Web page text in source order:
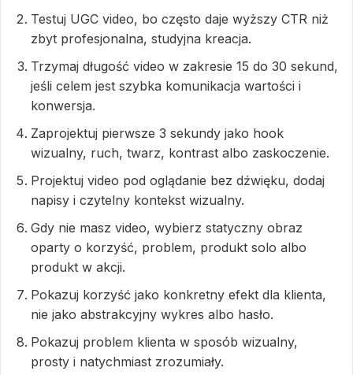
Testuj UGC video, bo często daje wyższy CTR niż
zbyt profesjonalna, studyjna kreacja.
Trzymaj długość video w zakresie 15 do 30 sekund,
jeśli celem jest szybka komunikacja wartości i
konwersja.
Zaprojektuj pierwsze 3 sekundy jako hook
wizualny, ruch, twarz, kontrast albo zaskoczenie.
Projektuj video pod oglądanie bez dźwięku, dodaj
napisy i czytelny kontekst wizualny.
Gdy nie masz video, wybierz statyczny obraz
oparty o korzyść, problem, produkt solo albo
produkt w akcji.
Pokazuj korzyść jako konkretny efekt dla klienta,
nie jako abstrakcyjny wykres albo hasło.
Pokazuj problem klienta w sposób wizualny,
prosty i natychmiast zrozumiały.